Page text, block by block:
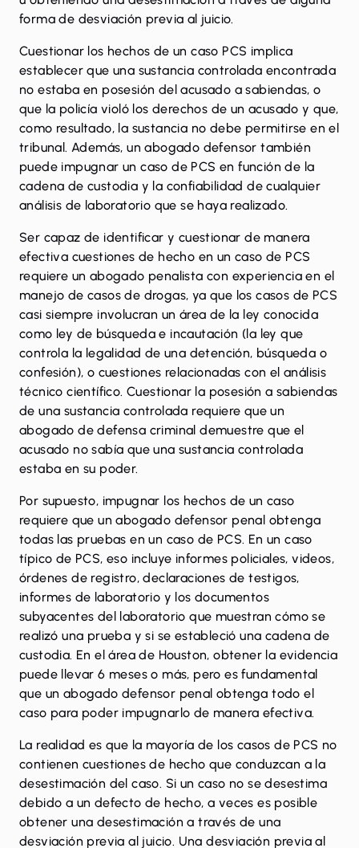
forma de desviación previa al juicio.
Cuestionar los hechos de un caso PCS implica
establecer que una sustancia controlada encontrada
no estaba en posesión del acusado a sabiendas, o
que la policía violó los derechos de un acusado y que,
como resultado, la sustancia no debe permitirse en el
tribunal. Además, un abogado defensor también
puede impugnar un caso de PCS en función de la
cadena de custodia y la confiabilidad de cualquier
análisis de laboratorio que se haya realizado.
Ser capaz de identificar y cuestionar de manera
efectiva cuestiones de hecho en un caso de PCS
requiere un abogado penalista con experiencia en el
manejo de casos de drogas, ya que los casos de PCS
casi siempre involucran un área de la ley conocida
como ley de búsqueda e incautación (la ley que
controla la legalidad de una detención, búsqueda o
confesión), o cuestiones relacionadas con el análisis
técnico científico. Cuestionar la posesión a sabiendas
de una sustancia controlada requiere que un
abogado de defensa criminal demuestre que el
acusado no sabía que una sustancia controlada
estaba en su poder.
Por supuesto, impugnar los hechos de un caso
requiere que un abogado defensor penal obtenga
todas las pruebas en un caso de PCS. En un caso
típico de PCS, eso incluye informes policiales, videos,
órdenes de registro, declaraciones de testigos,
informes de laboratorio y los documentos
subyacentes del laboratorio que muestran cómo se
realizó una prueba y si se estableció una cadena de
custodia. En el área de Houston, obtener la evidencia
puede llevar 6 meses o más, pero es fundamental
que un abogado defensor penal obtenga todo el
caso para poder impugnarlo de manera efectiva.
La realidad es que la mayoría de los casos de PCS no
contienen cuestiones de hecho que conduzcan a la
desestimación del caso. Si un caso no se desestima
debido a un defecto de hecho, a veces es posible
obtener una desestimación a través de una
desviación previa al juicio. Una desviación previa al